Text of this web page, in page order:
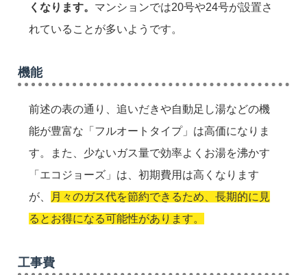
くなります。 マンションでは20号や24号が設置さ
れていることが多いようです。
機能
前述の表の通り、追いだきや自動足し湯などの機
能が豊富な「フルオートタイプ」は高価になりま
す。また、少ないガス量で効率よくお湯を沸かす
「エコジョーズ」は、初期費用は高くなります
が、
月々のガス代を節約できるため、長期的に見
るとお得になる可能性があります。
工事費